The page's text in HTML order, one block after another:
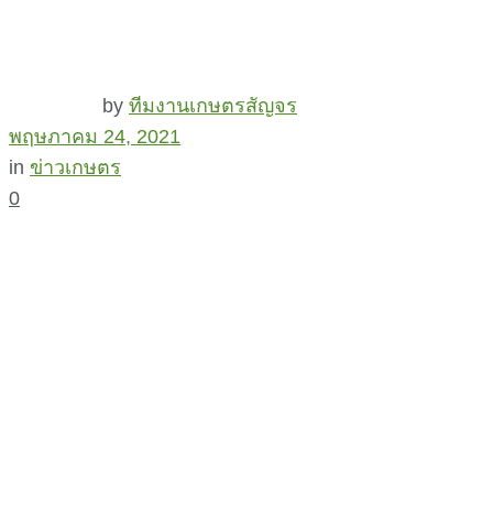
by ทีมงานเกษตรสัญจร
พฤษภาคม 24, 2021
in ข่าวเกษตร
0